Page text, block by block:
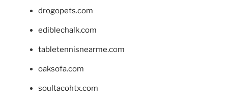
drogopets.com
ediblechalk.com
tabletennisnearme.com
oaksofa.com
soultacohtx.com